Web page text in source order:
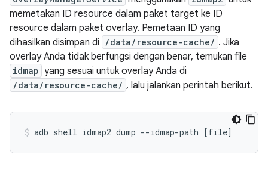
memetakan ID resource dalam paket target ke ID
resource dalam paket overlay. Pemetaan ID yang
dihasilkan disimpan di
/data/resource-cache/ . Jika
overlay Anda tidak berfungsi dengan benar, temukan file
idmap yang sesuai untuk overlay Anda di
/data/resource-cache/ , lalu jalankan perintah berikut.
adb shell idmap2 dump --idmap-path [file]